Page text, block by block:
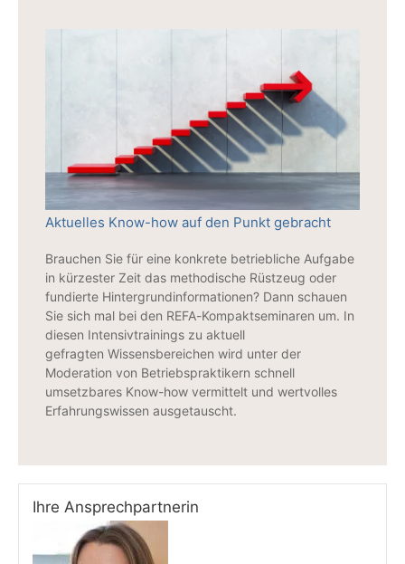
Aktuelles Know-how auf den Punkt gebracht
Brauchen Sie für eine konkrete betriebliche Aufgabe
in kürzester Zeit das methodische Rüstzeug oder
fundierte Hintergrundinformationen? Dann schauen
Sie sich mal bei den REFA-Kompaktseminaren um. In
diesen Intensivtrainings zu aktuell
gefragten Wissensbereichen wird unter der
Moderation von Betriebspraktikern schnell
umsetzbares Know-how vermittelt und wertvolles
Erfahrungswissen ausgetauscht.
Ihre Ansprechpartnerin